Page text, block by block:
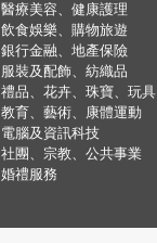
醫療美容、健康護理
飲食娛樂、購物旅遊
銀行金融、地產保險
服裝及配飾、紡織品
禮品、花卉、珠寶、玩具
教育、藝術、康體運動
電腦及資訊科技
社團、宗教、公共事業
婚禮服務